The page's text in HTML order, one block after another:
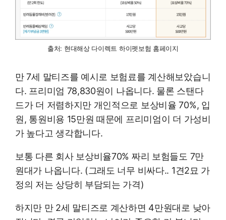
출처: 현대해상 다이렉트 하이펫보험 홈페이지
만 7세 말티즈를 예시로 보험료를 계산해보았습니
다. 프리미엄 78,830원이 나옵니다. 물론 스탠다
드가 더 저렴하지만 개인적으로 보상비율 70%, 입
원, 통원비용 15만원 때문에 프리미엄이 더 가성비
가 높다고 생각합니다.
보통 다른 회사 보상비율70% 짜리 보험들도 7만
원대가 나옵니다. (그래도 너무 비싸다.. 1견2묘 가
정의 저는 상당히 부담되는 가격)
하지만 만 2세 말티즈로 계산하면 4만원대로 낮아